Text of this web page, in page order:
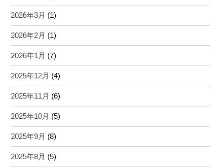
2026年3月 (1)
2026年2月 (1)
2026年1月 (7)
2025年12月 (4)
2025年11月 (6)
2025年10月 (5)
2025年9月 (8)
2025年8月 (5)